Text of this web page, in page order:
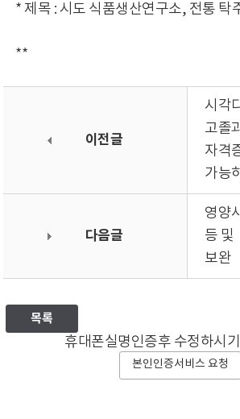
* 제목 : 시도 식품생산연구소, 전통 탁
**
이전글
시각
고졸
자격
가능
다음글
영양
등 및
보완
목록
휴대폰실명인증후 수정하시
본인인증서비스 요청